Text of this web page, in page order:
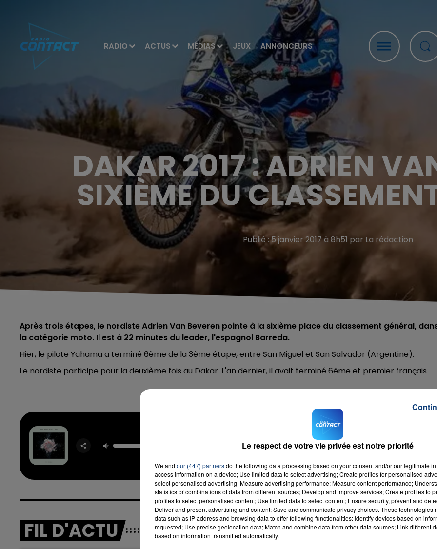
RADIO ACTUS MÉDIAS JEUX ANNONCEURS
DAKAR 2017 : ADRIEN
SIXIÈME DU
Publié : 5 janvier 2017 à 8h51 par La rédaction
Après trois étapes, le nordiste Adrien Van Beveren pointe à la sixième place du classement général,
la catégorie moto. Il est à 22 minutes du leader, l'espagnol Barreda.
Hier, le pilote Yahama a terminé 6ème de la 3ème étape, entre San Miguel et San Salvador (Argentine).
Le nordiste participe pour la deuxième fois au Dakar. L'an dernier, il avait terminé 6ème et premier français.
RADIO CONTACT
FIL D'ACTU
Le respect de votre vie privée est notre priorité
We and our (447) partnersdo the following data processing based on your consent and/or our legitimate
access information on a device; Use limited data to select advertising; Create profiles for personalised
select personalised advertising; Measure advertising performance; Measure content performance;
statistics or combinations of data from different sources; Develop and improve services; Create profiles to
profiles to select personalised content; Use limited data to select content; Ensure security, prevent and
Deliver and present advertising and content; Save and communicate privacy choices. These technologies
data such as IP address and browsing data to offer following functionalities: Identify devices based on
requested; Use precise geolocation data; Match and combine data from other data sources; Link different
based on information transmitted automatically.